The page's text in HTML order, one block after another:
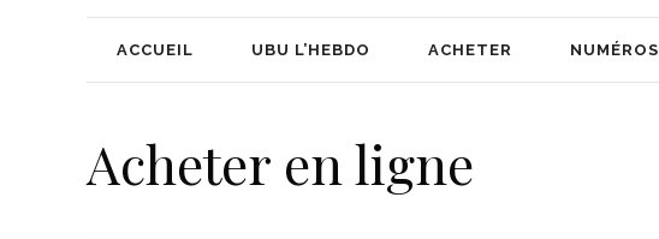
ACCUEIL UBU L’HEBDO ACHETER NUMÉROS
Acheter en ligne